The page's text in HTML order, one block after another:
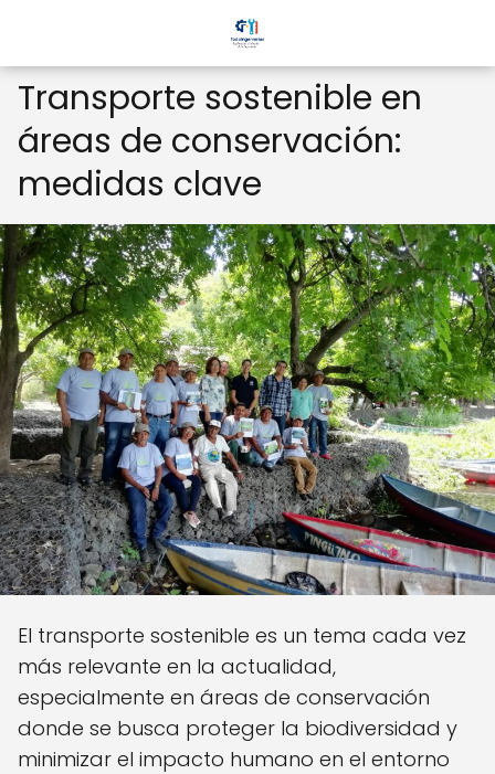
Transporte sostenible en
áreas de conservación:
medidas clave
El transporte sostenible es un tema cada vez
más relevante en la actualidad,
especialmente en áreas de conservación
donde se busca proteger la biodiversidad y
minimizar el impacto humano en el entorno